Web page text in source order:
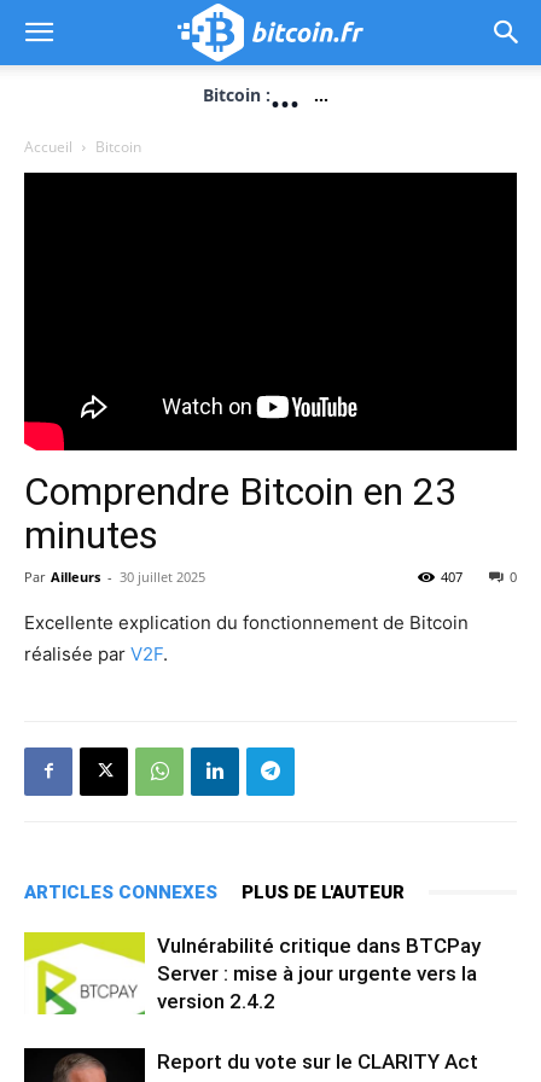
Bitcoin :... ...
Accueil Bitcoin
Comprendre Bitcoin en 23
minutes
Par Ailleurs - 30 juillet 2025 0
407
Excellente explication du fonctionnement de Bitcoin
réalisée par V2F.
ARTICLES CONNEXES PLUS DE L'AUTEUR
Vulnérabilité critique dans BTCPay
Server : mise à jour urgente vers la
version 2.4.2
Report du vote sur le CLARITY Act